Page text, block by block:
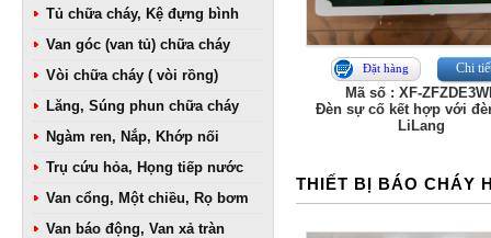
Tủ chữa cháy, Kệ đựng bình
Van góc (van tủ) chữa cháy
Vòi chữa cháy ( vòi rồng)
Lăng, Súng phun chữa cháy
Ngàm ren, Nắp, Khớp nối
Trụ cứu hỏa, Họng tiếp nước
Van cổng, Một chiều, Rọ bơm
Van báo động, Van xả tràn
Đặt hàng Chi
Mã số : XF-
Đèn sự cố kết hợp với
LiLang
THIẾT BỊ BÁO CHÁY